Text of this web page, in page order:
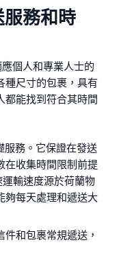
務和時
個人和專業人士的
種尺寸的包裹，具有
都能找到符合其時間
服務。它保證在發送
在收集時間限制前提
輸速度源於荷蘭物
夠每天處理和遞送大
件和包裹常規遞送，